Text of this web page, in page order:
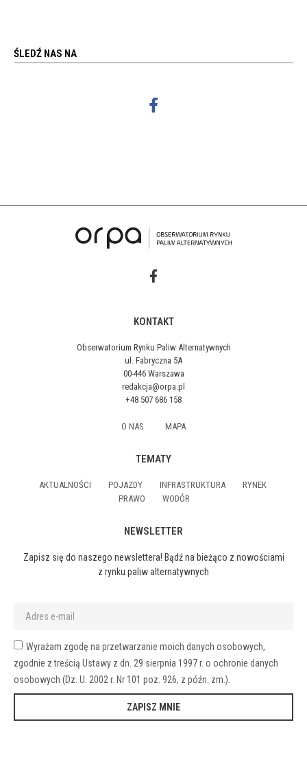
ŚLEDŹ NAS NA
KONTAKT
Obserwatorium Rynku Paliw Alternatywnych
ul. Fabryczna 5A
00-446 Warszawa
redakcja@orpa.pl
+48 507 686 158
O NAS MAPA
TEMATY
AKTUALNOŚCI POJAZDY INFRASTRUKTURA
RYNEK
PRAWO
WODÓR
NEWSLETTER
Zapisz się do naszego newslettera! Bądź na bieżąco z nowościami
z rynku paliw alternatywnych
Wyrażam zgodę na przetwarzanie moich danych osobowych,
zgodnie z treścią Ustawy z dn. 29 sierpnia 1997 r. o ochronie danych
osobowych (Dz. U. 2002 r. Nr 101 poz. 926, z późn. zm.).
ZAPISZ MNIE